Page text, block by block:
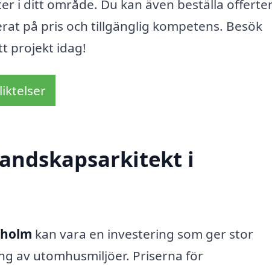
i ditt område. Du kan även beställa
på pris och tillgänglig kompetens. Besök
projekt idag!
i
kan vara en investering som ger stor
av utomhusmiljöer. Priserna för